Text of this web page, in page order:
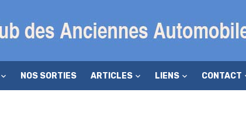
NOS SORTIES ARTICLES LIENS CONTACT